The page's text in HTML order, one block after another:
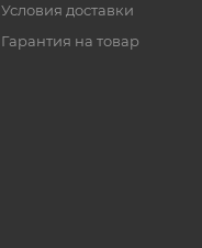
Условия доставки
Гарантия на товар